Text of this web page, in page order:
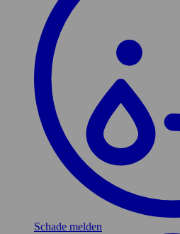
Schade melden